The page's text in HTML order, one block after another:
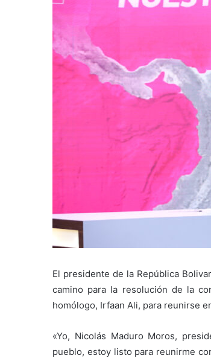
El presidente de la República
camino para la resolución de la
homólogo, Irfaan Ali, para reunirse
«Yo, Nicolás Maduro Moros,
pueblo, estoy listo para reunirme